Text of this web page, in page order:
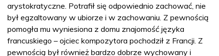
arystokratyczne. Potrafił się odpowiednio zachować, nie
był egzaltowany w ubiorze i w zachowaniu. Z pewnością
pomogła mu wyniesiona z domu znajomość języka
francuskiego – ojciec kompozytora pochodził z Francji. Z
pewnością był również bardzo dobrze wychowany i